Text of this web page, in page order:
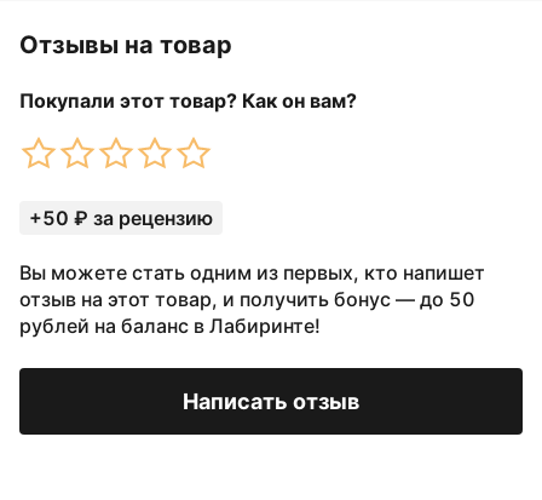
Отзывы на товар
Покупали этот товар? Как он вам?
+50 ₽ за рецензию
Вы можете стать одним из первых, кто напишет
отзыв на этот товар, и получить бонус — до 50
рублей на баланс в Лабиринте!
Написать отзыв